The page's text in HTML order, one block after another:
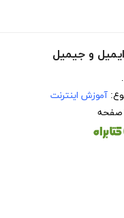
و جیمیل
آموزش اینترنت